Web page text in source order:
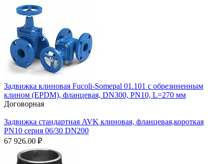
Задвижка клиновая Fucoli-Somepal 01.101 с обрезиненным
клином (EPDM), фланцевая, DN300, PN10, L=270 мм
Договорная
Задвижка стандартная AVK клиновая, фланцевая,короткая
PN10 cерия 06/30 DN200
67 926.00 ₽